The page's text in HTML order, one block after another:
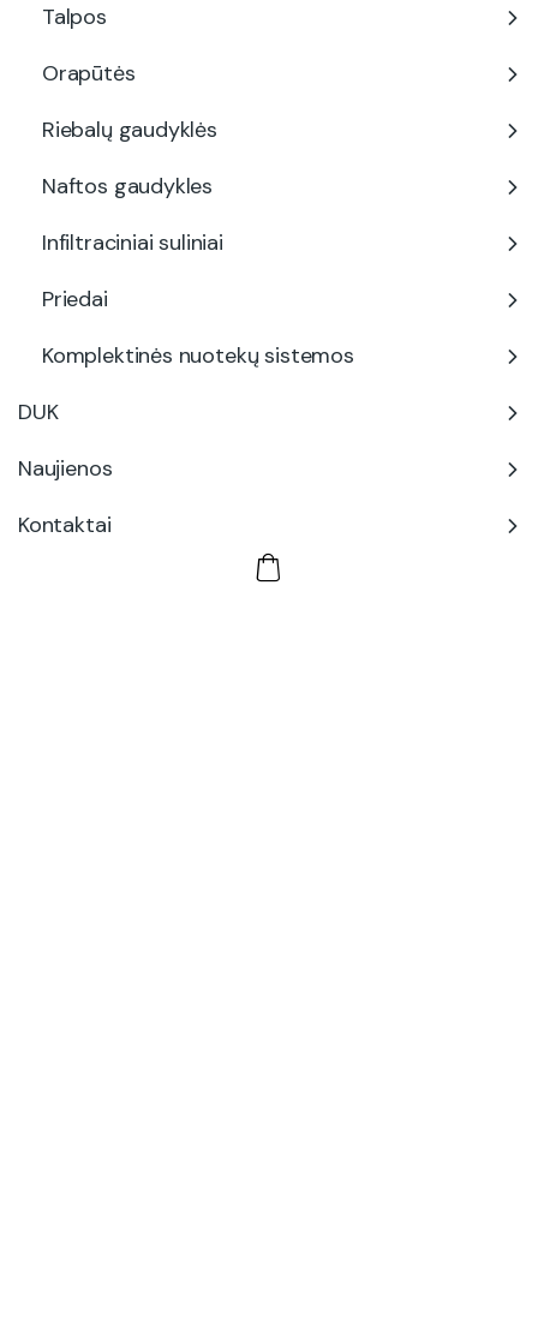
Talpos
Orapūtės
Riebalų gaudyklės
Naftos gaudykles
Infiltraciniai suliniai
Priedai
Komplektinės nuotekų sistemos
DUK
Naujienos
Kontaktai